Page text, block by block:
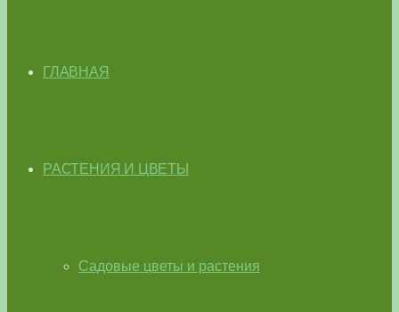
ГЛАВНАЯ
РАСТЕНИЯ И ЦВЕТЫ
Садовые цветы и растения